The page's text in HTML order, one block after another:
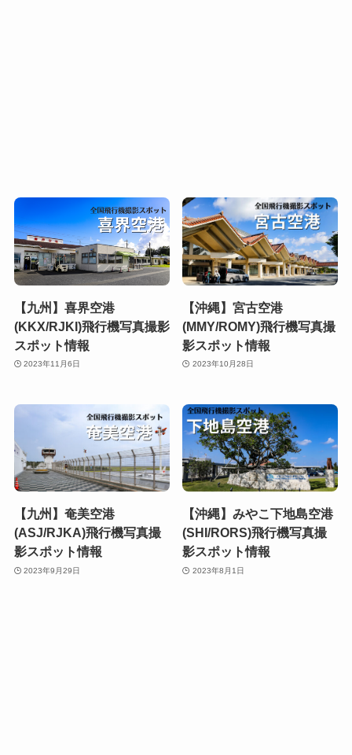
【九州】喜界空港
(KKX/RJKI)飛行機写真撮影
スポット情報
2023年11月6日
【沖縄】宮古空港
(MMY/ROMY)飛行機写真撮
影スポット情報
2023年10月28日
【九州】奄美空港
(ASJ/RJKA)飛行機写真撮
影スポット情報
2023年9月29日
【沖縄】みやこ下地島空港
(SHI/RORS)飛行機写真撮
影スポット情報
2023年8月1日